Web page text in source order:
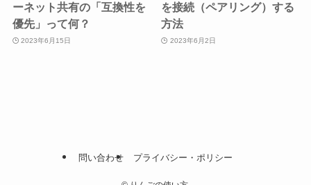
ーネット共有の「互換性を
優先」って何？
2023年6月15日
を接続（ペアリング）する
方法
2023年6月2日
問い合わせ プライバシー・ポリシー